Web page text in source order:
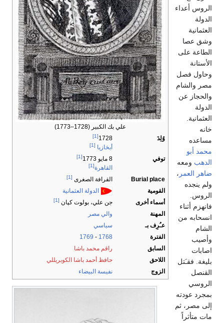
علي بك الكبير (1728–1773)
وُلِدَ
1728
[1]
أبخازيا [1]
توفي 8 مايو 1773 [1]
القاهرة[1]
Burial place القرافة الصغرى [1]
القومية
الدولة العثمانية
أسماء أخرى
جن علي، بولوت كپان [1]
المهنة
والي مصر
عـُرِف بـ
سياسي
الفترة
1768
-
1769
السابق
راقم محمد باشا
اللاحق
حافظ أحمد باشا الكوبريللي
الزوج
نفيسة البيضاء
الروس أعداء
الدولة
العثمانية
وشق عصا
الطاعة على
الأستانة
وحاول فصل
مصر والشام
والحجاز عن
الدولة
العثمانية.
خانه
مساعده
محمد أبو
الدهب ومعه
ضاهر العمر ،
ولم ينجده
الروس.
فانهزم أثناء
انسحابه من
الشام
وأصيب
اصابات
بليغة. فقـَتل
القنصل
الروسي
بمجرد عودته
إلى مصر، ثم
مات متأثراً